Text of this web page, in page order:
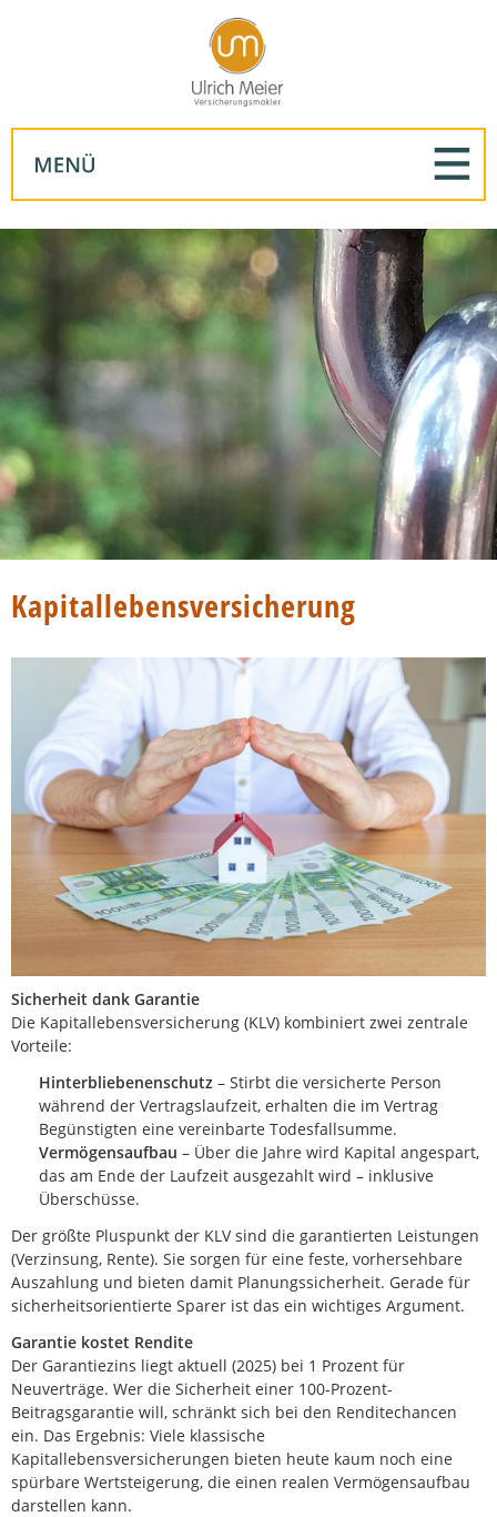
Kapitallebensversicherung
Sicherheit dank Garantie
Die Kapitallebensversicherung (KLV) kombiniert zwei zentrale
Vorteile:
Hinterbliebenenschutz – Stirbt die versicherte Person
während der Vertragslaufzeit, erhalten die im Vertrag
Begünstigten eine vereinbarte Todesfallsumme.
Vermögensaufbau – Über die Jahre wird Kapital angespart,
das am Ende der Laufzeit ausgezahlt wird – inklusive
Überschüsse.
Der größte Pluspunkt der KLV sind die garantierten Leistungen
(Verzinsung, Rente). Sie sorgen für eine feste, vorhersehbare
Auszahlung und bieten damit Planungssicherheit. Gerade für
sicherheitsorientierte Sparer ist das ein wichtiges Argument.
Garantie kostet Rendite
Der Garantiezins liegt aktuell (2025) bei 1 Prozent für
Neuverträge. Wer die Sicherheit einer 100-Prozent-
Beitragsgarantie will, schränkt sich bei den Renditechancen
ein. Das Ergebnis: Viele klassische
Kapitallebensversicherungen bieten heute kaum noch eine
spürbare Wertsteigerung, die einen realen Vermögensaufbau
darstellen kann.